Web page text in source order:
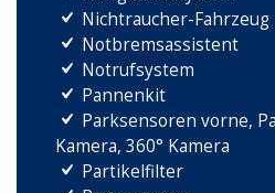
Nichtraucher-Fahrzeug
Notbremsassistent
Notrufsystem
Pannenkit
Parksensoren vorne,
Kamera, 360° Kamera
Partikelfilter